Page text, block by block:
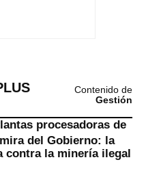
Contenido de
Gestión
procesadoras de
del Gobierno: la
contra la minería ilegal